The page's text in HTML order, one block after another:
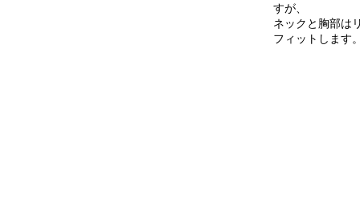
すが、
ネックと胸部は
フィットします